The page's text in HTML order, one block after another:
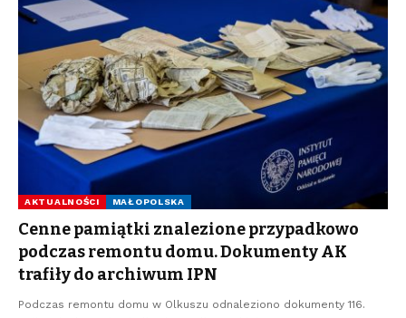
AKTUALNOŚCI MAŁOPOLSKA
Cenne pamiątki znalezione przypadkowo
podczas remontu domu. Dokumenty AK
trafiły do archiwum IPN
Podczas remontu domu w Olkuszu odnaleziono dokumenty 116.